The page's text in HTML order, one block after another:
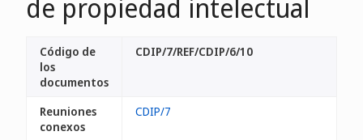
de propiedad intelectual
Código de
los
documentos
CDIP/7/REF/CDIP/6/10
Reuniones
conexos
CDIP/7